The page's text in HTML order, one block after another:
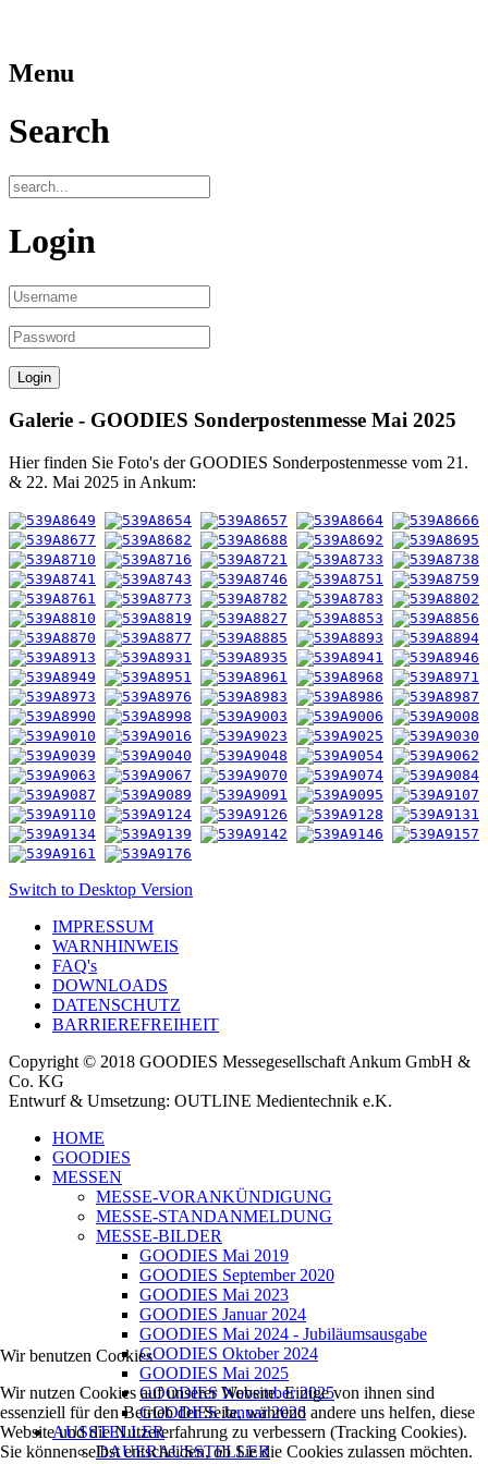
Menu
Search
Login
Galerie - GOODIES Sonderpostenmesse Mai 2025
Hier finden Sie Foto's der GOODIES Sonderpostenmesse vom 21.
& 22. Mai 2025 in Ankum:
Switch to Desktop Version
IMPRESSUM
WARNHINWEIS
FAQ's
DOWNLOADS
DATENSCHUTZ
BARRIEREFREIHEIT
Copyright © 2018 GOODIES Messegesellschaft Ankum GmbH &
Co. KG
Entwurf & Umsetzung: OUTLINE Medientechnik e.K.
HOME
GOODIES
MESSEN
MESSE-VORANKÜNDIGUNG
MESSE-STANDANMELDUNG
MESSE-BILDER
GOODIES Mai 2019
GOODIES September 2020
GOODIES Mai 2023
GOODIES Januar 2024
GOODIES Mai 2024 - Jubiläumsausgabe
GOODIES Oktober 2024
GOODIES Mai 2025
GOODIES November 2025
GOODIES Januar 2026
AUSSTELLER
DAUERAUSSTELLER
Wir benutzen Cookies
Wir nutzen Cookies auf unserer Website. Einige von ihnen sind
essenziell für den Betrieb der Seite, während andere uns helfen, diese
Website und die Nutzererfahrung zu verbessern (Tracking Cookies).
Sie können selbst entscheiden, ob Sie die Cookies zulassen möchten.